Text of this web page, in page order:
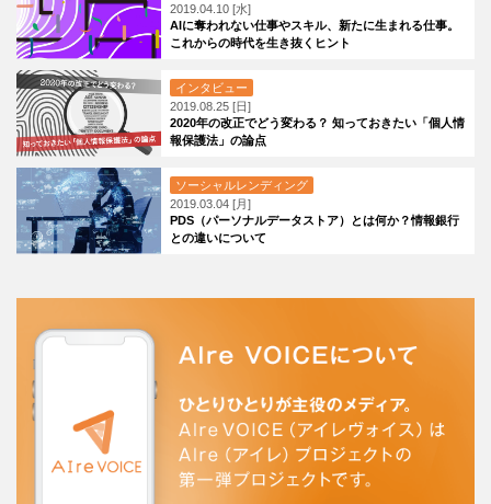
2019.04.10 [水]
AIに奪われない仕事やスキル、新たに生まれる仕事。
これからの時代を生き抜くヒント
インタビュー
2019.08.25 [日]
2020年の改正でどう変わる？ 知っておきたい「個人情
報保護法」の論点
ソーシャルレンディング
2019.03.04 [月]
PDS（パーソナルデータストア）とは何か？情報銀行
との違いについて